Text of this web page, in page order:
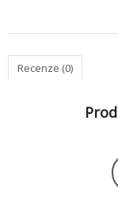
Recenze (0)